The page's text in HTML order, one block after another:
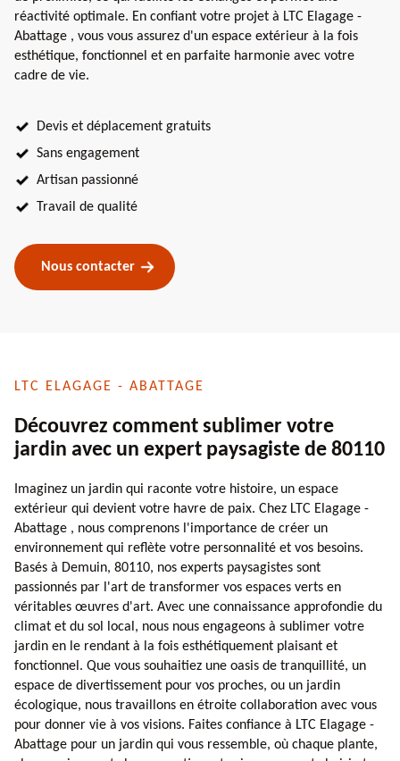
réactivité optimale. En confiant votre projet à LTC Elagage -
Abattage , vous vous assurez d'un espace extérieur à la fois
esthétique, fonctionnel et en parfaite harmonie avec votre
cadre de vie.
Devis et déplacement gratuits
Sans engagement
Artisan passionné
Travail de qualité
Nous contacter
LTC ELAGAGE - ABATTAGE
Découvrez comment sublimer votre
jardin avec un expert paysagiste de 80110
Imaginez un jardin qui raconte votre histoire, un espace
extérieur qui devient votre havre de paix. Chez LTC Elagage -
Abattage , nous comprenons l'importance de créer un
environnement qui reflète votre personnalité et vos besoins.
Basés à Demuin, 80110, nos experts paysagistes sont
passionnés par l'art de transformer vos espaces verts en
véritables œuvres d'art. Avec une connaissance approfondie du
climat et du sol local, nous nous engageons à sublimer votre
jardin en le rendant à la fois esthétiquement plaisant et
fonctionnel. Que vous souhaitiez une oasis de tranquillité, un
espace de divertissement pour vos proches, ou un jardin
écologique, nous travaillons en étroite collaboration avec vous
pour donner vie à vos visions. Faites confiance à LTC Elagage -
Abattage pour un jardin qui vous ressemble, où chaque plante,